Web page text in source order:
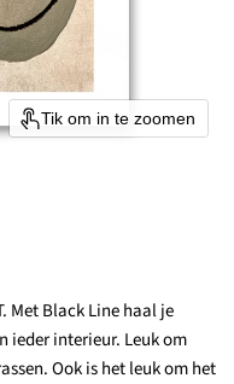
Tik om in te zoomen
Met Black Line haal je
ieder interieur. Leuk om
Ook is het leuk om het